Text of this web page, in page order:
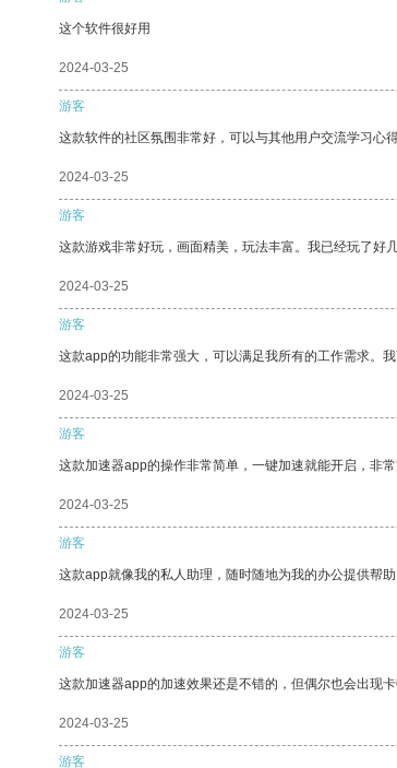
这个软件很好用
2024-03-25
游客
这款软件的社区氛围非常好，可以与其他用户交流学习心得
2024-03-25
游客
这款游戏非常好玩，画面精美，玩法丰富。我已经玩了好
2024-03-25
游客
这款app的功能非常强大，可以满足我所有的工作需求。
2024-03-25
游客
这款加速器app的操作非常简单，一键加速就能开启，非常
2024-03-25
游客
这款app就像我的私人助理，随时随地为我的办公提供帮助
2024-03-25
游客
这款加速器app的加速效果还是不错的，但偶尔也会出现
2024-03-25
游客